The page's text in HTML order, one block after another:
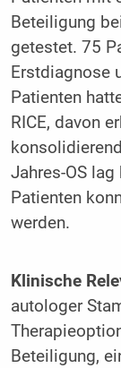
Beteiligung
getestet. 75
Erstdiagnose
Patienten
RICE, davon
Jahres-OS
Patienten
werden.
Klinische
autologer
Beteiligung,